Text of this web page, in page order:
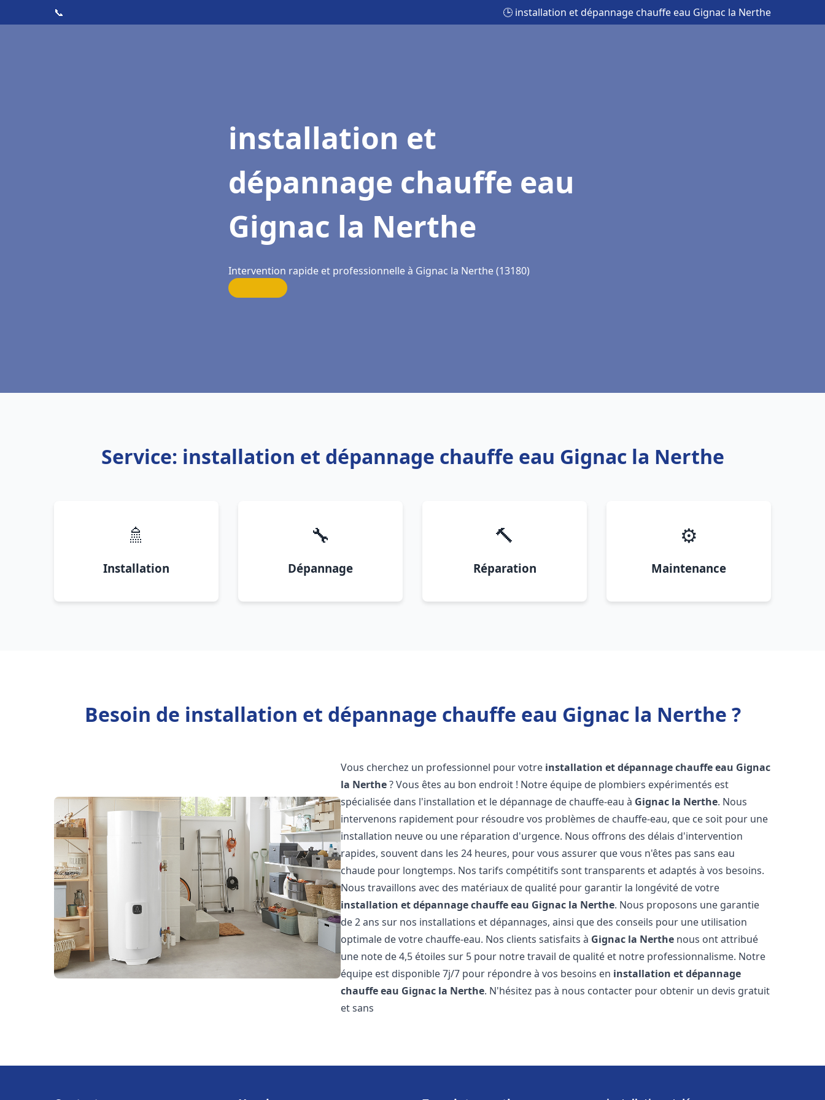
📞 🕒 installation et dépannage chauffe eau Gignac la Nerthe
installation et
dépannage chauffe eau
Gignac la Nerthe
Intervention rapide et professionnelle à Gignac la Nerthe (13180)
Service: installation et dépannage chauffe eau Gignac la Nerthe
🚿
Installation
🔧
Dépannage
🔨
Réparation
⚙️
Maintenance
Besoin de installation et dépannage chauffe eau Gignac la Nerthe ?
Vous cherchez un professionnel pour votre installation et dépannage chauffe eau Gignac
la Nerthe? Vous êtes au bon endroit ! Notre équipe de plombiers expérimentés est
spécialisée dans l'installation et le dépannage de chauffe-eau à Gignac la Nerthe. Nous
intervenons rapidement pour résoudre vos problèmes de chauffe-eau, que ce soit pour une
installation neuve ou une réparation d'urgence. Nous offrons des délais d'intervention
rapides, souvent dans les 24 heures, pour vous assurer que vous n'êtes pas sans eau
chaude pour longtemps. Nos tarifs compétitifs sont transparents et adaptés à vos besoins.
Nous travaillons avec des matériaux de qualité pour garantir la longévité de votre
installation et dépannage chauffe eau Gignac la Nerthe. Nous proposons une garantie
de 2 ans sur nos installations et dépannages, ainsi que des conseils pour une utilisation
optimale de votre chauffe-eau. Nos clients satisfaits à Gignac la Nerthe nous ont attribué
une note de 4,5 étoiles sur 5 pour notre travail de qualité et notre professionnalisme. Notre
équipe est disponible 7j/7 pour répondre à vos besoins en installation et dépannage
chauffe eau Gignac la Nerthe. N'hésitez pas à nous contacter pour obtenir un devis gratuit
et sans